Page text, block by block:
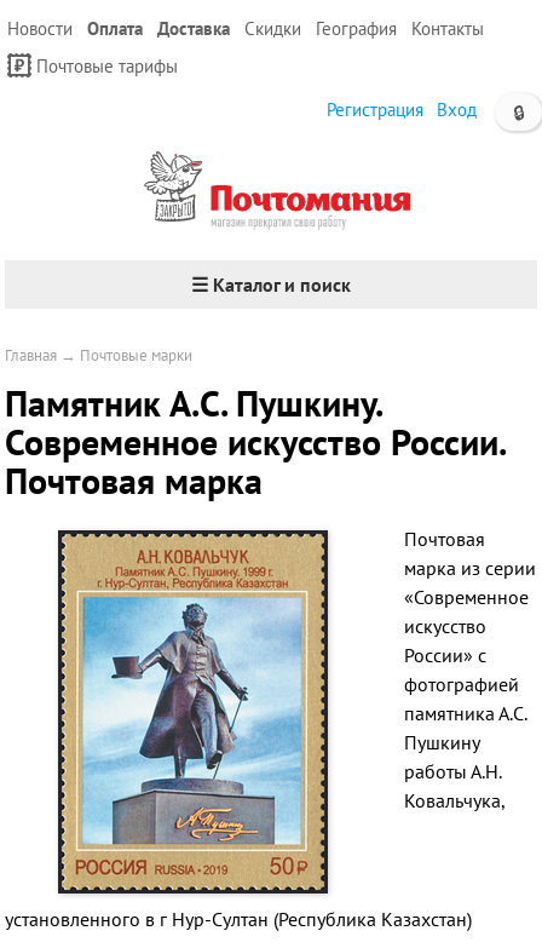
Новости Оплата Доставка Скидки География
Контакты
Почтовые тарифы
🔒
Регистрация Вход
☰ Каталог и поиск
Главная → Почтовые марки
Памятник А.С. Пушкину.
Современное искусство России.
Почтовая марка
Почтовая
марка из серии
«Современное
искусство
России» с
фотографией
памятника А.С.
Пушкину
работы А.Н.
Ковальчука,
установленного в г Нур-Султан (Республика Казахстан)